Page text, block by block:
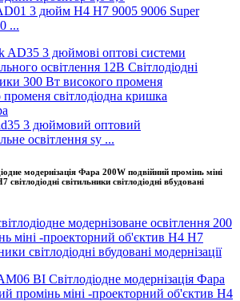
3 дюйм H4 H7 9005 9006 Super
...
3 дюймовий оптовий
освітлення sy ...
модернізація Фара 200W подвійний промінь міні
світильники світлодіодні вбудовані